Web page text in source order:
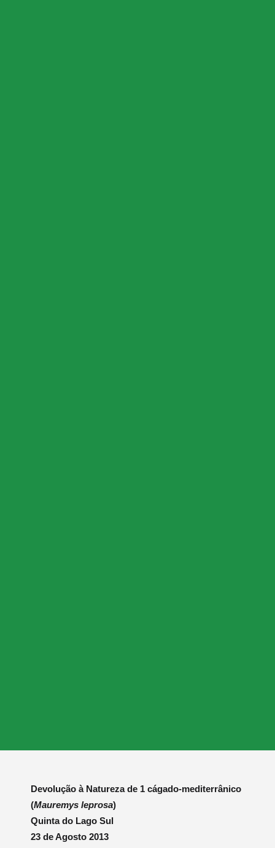
Devolução à Natureza de 1 cágado-mediterrânico
(Mauremys leprosa)
Quinta do Lago Sul
23 de Agosto 2013